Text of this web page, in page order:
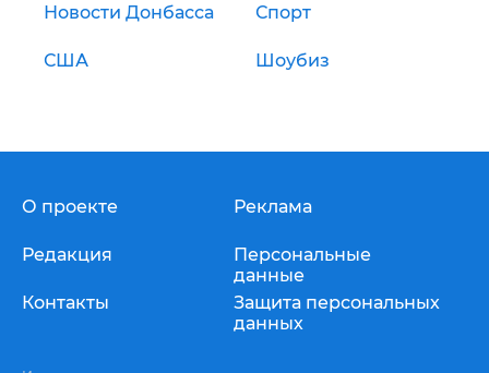
Новости Донбасса Спорт
США Шоубиз
О проекте
Редакция
Контакты
Реклама
Персональные
данные
Защита персональных
данных